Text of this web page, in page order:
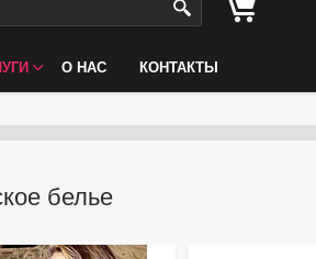
О НАС КОНТАКТЫ
белье